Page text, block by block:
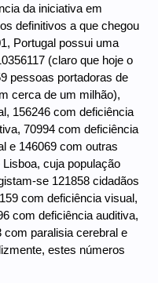
da iniciativa em
definitivos a que chegou
Portugal possui uma
(claro que hoje o
pessoas portadoras de
cerca de um milhão),
156246 com deficiência
70994 com deficiência
e 146069 com outras
cuja população
se 121858 cidadãos
com deficiência visual,
com deficiência auditiva,
com paralisia cerebral e
estes números